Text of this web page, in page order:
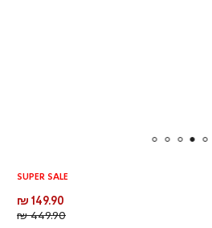
SUPER SALE
מחיר
מוצר
149.90 ₪
449.90 ₪